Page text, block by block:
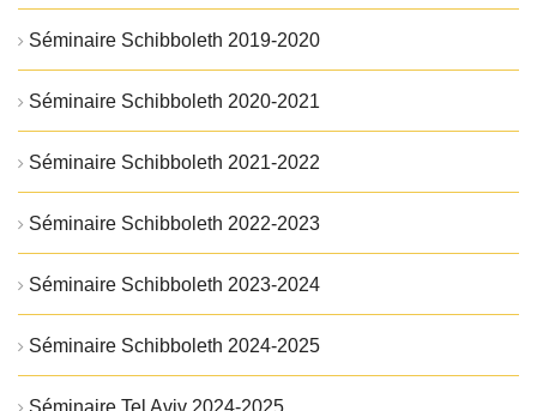
Séminaire Schibboleth 2019-2020
Séminaire Schibboleth 2020-2021
Séminaire Schibboleth 2021-2022
Séminaire Schibboleth 2022-2023
Séminaire Schibboleth 2023-2024
Séminaire Schibboleth 2024-2025